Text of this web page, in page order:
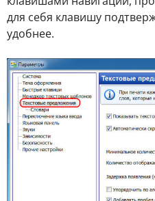
для себя клавишу
удобнее.